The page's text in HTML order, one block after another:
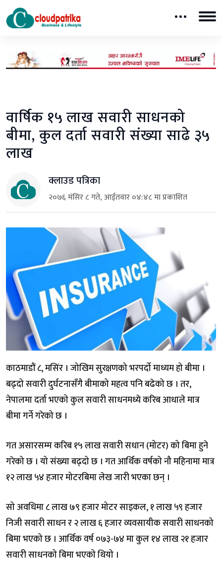
वार्षिक १५ लाख सवारी साधनको
बीमा, कुल दर्ता सवारी संख्या साढे ३५
लाख
क्लाउड पत्रिका
२०७६ मंसिर ८ गते, आईतवार ०४:४८ मा प्रकाशित
काठमाडौं ८, मसिंर । जोखिम सुरक्षणको भरपर्दो माध्यम हो बीमा ।
बढ्दो सवारी दुर्घटनासँगै बीमाको महत्व पनि बढेको छ । तर,
नेपालमा दर्ता भएको कुल सवारी साधनमध्ये करिब आधाले मात्र
बीमा गर्ने गरेको छ ।
गत असारसम्म करिब १५ लाख सवारी सधान (मोटर) को बिमा हुने
गरेको छ । यो संख्या बढ्दो छ । गत आर्थिक वर्षको नौ महिनामा मात्र
१२ लाख ५४ हजार मोटरबिमा लेख जारी भएका छन् ।
सो अवधिमा ८ लाख ७९ हजार मोटर साइकल, १ लाख ५९ हजार
निजी सवारी साधन र २ लाख ६ हजार व्यवसायीक सवारी साधनको
बिमा भएको छ । आर्थिक वर्ष ०७३-७४ मा कुल १४ लाख २१ हजार
सवारी साधनको बिमा भएको थियो ।